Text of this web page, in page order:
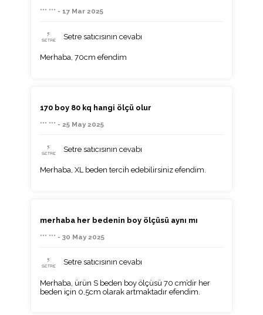
*** *** - 17 Mar 2025
Setre satıcısının cevabı
Merhaba, 70cm efendim
170 boy 80 kq hangi ölçü olur
*** *** - 25 May 2025
Setre satıcısının cevabı
Merhaba, XL beden tercih edebilirsiniz efendim.
merhaba her bedenin boy ölçüsü aynı mı
*** *** - 30 May 2025
Setre satıcısının cevabı
Merhaba, ürün S beden boy ölçüsü 70 cm’dir her
beden için 0,5cm olarak artmaktadır efendim.